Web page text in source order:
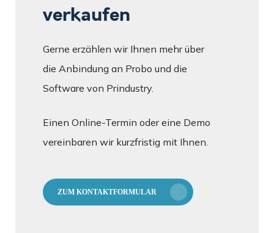
verkaufen
Gerne erzählen wir Ihnen mehr über
die Anbindung an Probo und die
Software von Prindustry.
Einen Online-Termin oder eine Demo
vereinbaren wir kurzfristig mit Ihnen.
ZUM KONTAKTFORMULAR